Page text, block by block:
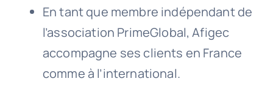
En tant que membre indépendant de
l’association PrimeGlobal, Afigec
accompagne ses clients en France
comme à l’international.